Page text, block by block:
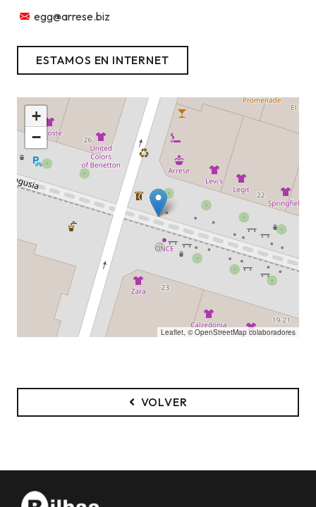
egg@arrese.biz
ESTAMOS EN INTERNET
+
−
Leaflet, ©OpenStreetMapcolaboradores
VOLVER